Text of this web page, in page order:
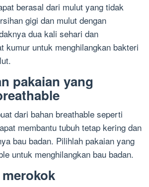
berasal dari mulut yang tidak
gigi dan mulut dengan
dua kali sehari dan
kumur untuk menghilangkan bakteri
pakaian yang
dari bahan breathable seperti
membantu tubuh tetap kering dan
bau badan. Pilihlah pakaian yang
untuk menghilangkan bau badan.